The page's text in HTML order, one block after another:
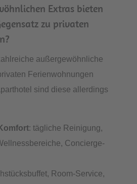
Extras bieten
zu privaten
außergewöhnliche
Ferienwohnungen
sind diese allerdings
: tägliche Reinigung,
Concierge-
Room-Service,